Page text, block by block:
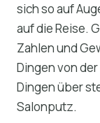
sich so auf
auf die Reise.
Zahlen und
Dingen von
Dingen über
Salonputz.